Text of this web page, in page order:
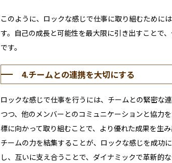
このように、ロックな感じで仕事に取り組むために
す。自己の成長と可能性を最大限に引き出すことで
です。
4.チームとの連携を大切にする
ロックな感じで仕事を行うには、チームとの緊密な
つつ、他のメンバーとのコミュニケーションと協力
標に向かって取り組むことで、より優れた成果を生
チームの力を結集することが、ロックな感じを成功
し、互いに支え合うことで、ダイナミックで革新的